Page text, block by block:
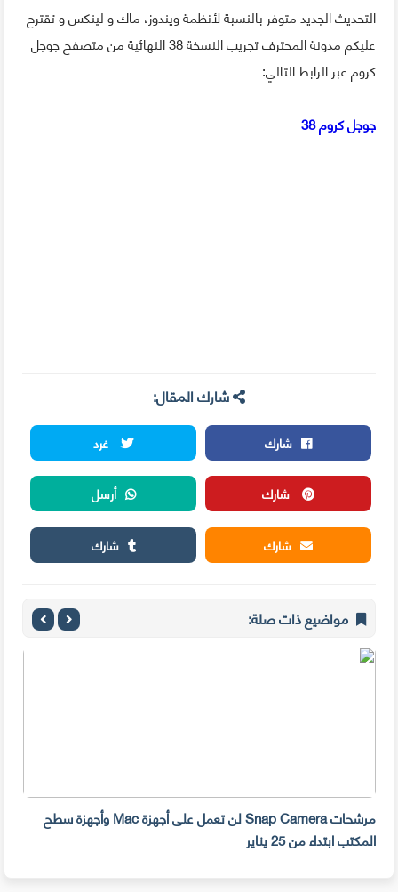
التحديث الجديد متوفر بالنسبة لأنظمة ويندوز، ماك و لينكس و تقترح
عليكم مدونة المحترف تجريب النسخة 38 النهائية من متصفح جوجل
كروم عبر الرابط التالي:
جوجل كروم 38
شارك المقال:
شارك
غرد
شارك
أرسل
شارك
شارك
مواضيع ذات صلة:
مرشحات Snap Camera لن تعمل على أجهزة Mac وأجهزة سطح
المكتب ابتداء من 25 يناير